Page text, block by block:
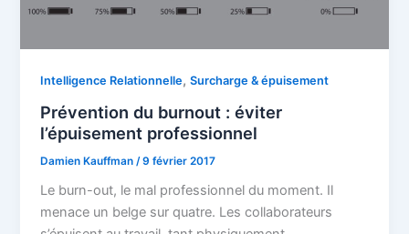
Intelligence Relationnelle,Surcharge & épuisement
Prévention du burnout : éviter
l’épuisement professionnel
Damien Kauffman /9 février 2017
Le burn-out, le mal professionnel du moment. Il
menace un belge sur quatre. Les collaborateurs